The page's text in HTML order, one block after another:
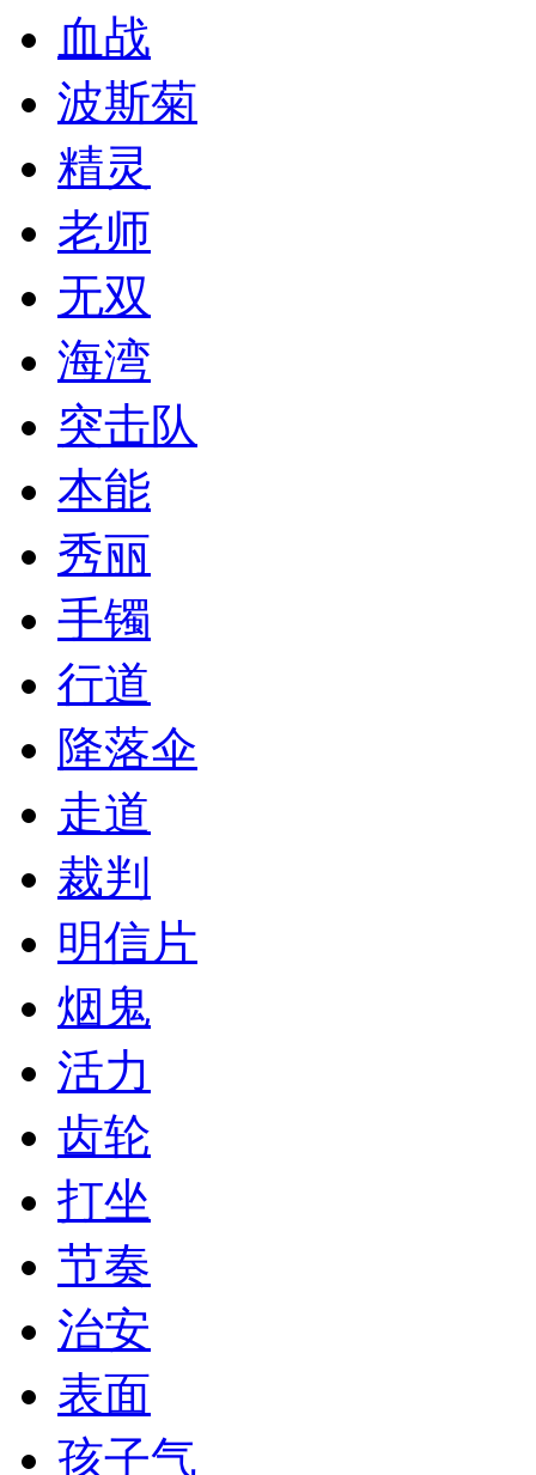
血战
波斯菊
精灵
老师
无双
海湾
突击队
本能
秀丽
手镯
行道
降落伞
走道
裁判
明信片
烟鬼
活力
齿轮
打坐
节奏
治安
表面
孩子气